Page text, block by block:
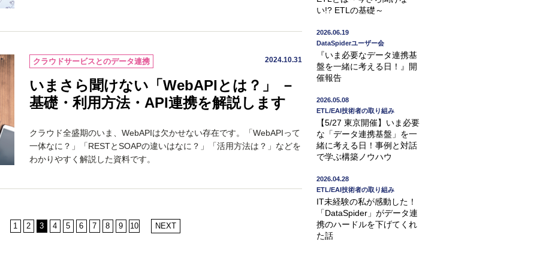
クラウドサービスとのデータ連携 2024.10.31
いまさら聞けない「WebAPIとは？」 －
基礎・利用方法・API連携を解説します
クラウド全盛期のいま、WebAPIは欠かせない存在です。「WebAPIって
一体なに？」「RESTとSOAPの違いはなに？」「活用方法は？」などを
わかりやすく解説した資料です。
1 2 3 4 5 6 7 8 9 10 NEXT
い!? ETLの基礎～
2026.06.19
DataSpiderユーザー会
『いま必要なデータ連携基
盤を一緒に考える日！』開
催報告
2026.05.08
ETL/EAI技術者の取り組み
【5/27 東京開催】いま必要
な「データ連携基盤」を一
緒に考える日！事例と対話
で学ぶ構築ノウハウ
2026.04.28
ETL/EAI技術者の取り組み
IT未経験の私が感動した！
「DataSpider」がデータ連
携のハードルを下げてくれ
た話